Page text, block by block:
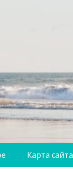
Карта сайта